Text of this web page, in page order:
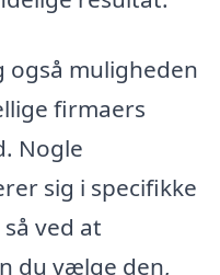
også muligheden
firmaers
Nogle
sig i specifikke
ved at
du vælge den,